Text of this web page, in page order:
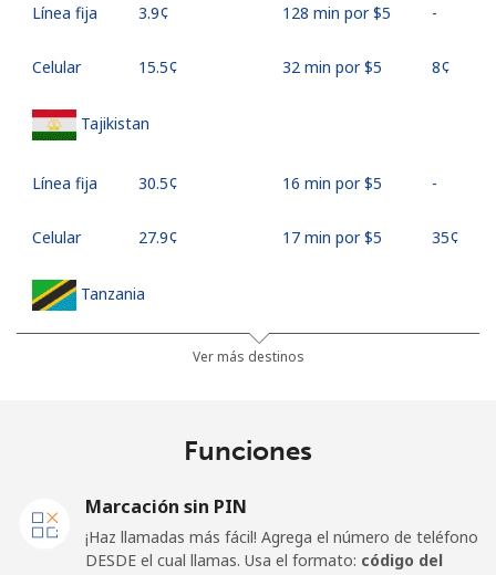
Línea fija ⁦3.9¢⁩ 128 min por ⁦$5⁩ -
Celular ⁦15.5¢⁩ 32 min por ⁦$5⁩ ⁦8¢⁩
Tajikistan
Línea fija ⁦30.5¢⁩ 16 min por ⁦$5⁩ -
Celular ⁦27.9¢⁩ 17 min por ⁦$5⁩ ⁦35¢⁩
Tanzania
13 min por ⁦$5⁩
Línea fija
Ver más destinos
Funciones
Marcación sin PIN
¡Haz llamadas más fácil! Agrega el número de teléfono
DESDE el cual llamas. Usa el formato: código del